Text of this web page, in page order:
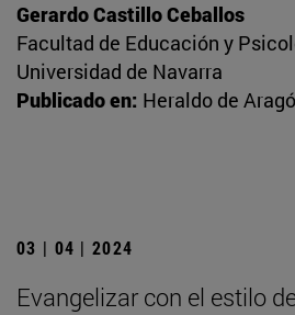
Gerardo Castillo Ceballos
Facultad de Educación y
Universidad de Navarra
Publicado en: Heraldo de
03 | 04 | 2024
Evangelizar con el estilo